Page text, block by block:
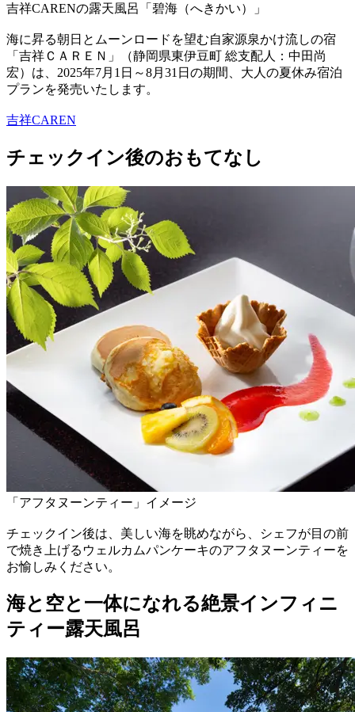
吉祥CARENの露天風呂「碧海（へきかい）」
海に昇る朝日とムーンロードを望む自家源泉かけ流しの宿
「吉祥ＣＡＲＥＮ」（静岡県東伊豆町 総支配人：中田尚
宏）は、2025年7月1日～8月31日の期間、大人の夏休み宿泊
プランを発売いたします。
吉祥CAREN
チェックイン後のおもてなし
「アフタヌーンティー」イメージ
チェックイン後は、美しい海を眺めながら、シェフが目の前
で焼き上げるウェルカムパンケーキのアフタヌーンティーを
お愉しみください。
海と空と一体になれる絶景インフィニ
ティー露天風呂